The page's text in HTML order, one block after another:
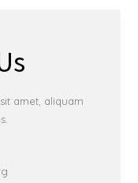
amet, aliquam